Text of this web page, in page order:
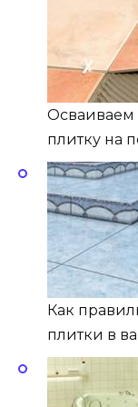
Осваиваем
плитку на
Как
плитки в